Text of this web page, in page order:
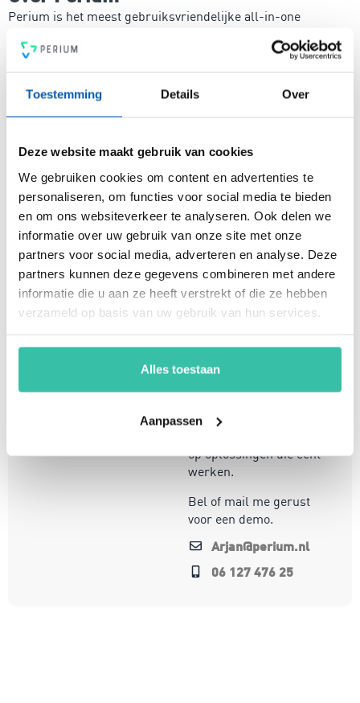
Toestemming Details Over
Deze website maakt gebruik van cookies
We gebruiken cookies om content en advertenties te
personaliseren, om functies voor social media te bieden
en om ons websiteverkeer te analyseren. Ook delen we
informatie over uw gebruik van onze site met onze
partners voor social media, adverteren en analyse. Deze
partners kunnen deze gegevens combineren met andere
informatie die u aan ze heeft verstrekt of die ze hebben
verzameld op basis van uw gebruik van hun services.
Alles toestaan
Aanpassen
Perium is het meest gebruiksvriendelijke all-in-one
tijd ben je voorzien van een intuïtief en flexibel
PDCA-cyclus, een 4-ogen principe en heldere rapportages.
Voldoe vanaf nu aan de voor jou relevante standaarden voor
onder andere security, privacy, duurzaamheid, milieu,
weerbaarheid van je organisatie snel, eenvoudig en
betaalbaar met hét Perium platform.
Arjan Kremer
Mede-oprichter Perium
B.V.
Met een achtergrond in
risicomanagement, ICT
innovatie, help ik
organisaties om
steeds veranderende
op oplossingen die écht
werken.
Bel of mail me gerust
voor een demo.
Arjan@perium.nl
06 127 476 25